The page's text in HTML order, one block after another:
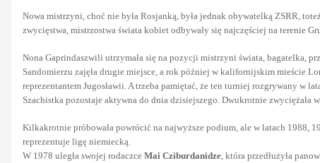
Nowa mistrzyni, choć nie była Rosjanką, była jednak obywatelką ZSRR,
zwycięstwa, mistrzostwa świata kobiet odbywały się najczęściej na terenie
Nona Gaprindaszwili utrzymała się na pozycji mistrzyni świata, bagatelka,
Sandomierzu zajęła drugie miejsce, a rok później w kalifornijskim mieście
reprezentantem Jugosławii. A trzeba pamiętać, że ten turniej rozgrywany w
Szachistka pozostaje aktywna do dnia dzisiejszego. Dwukrotnie
Kilkakrotnie próbowała powrócić na najwyższe podium, ale w latach 1988,
reprezentuje ligę niemiecką.
W 1978 uległa swojej rodaczce Mai Cziburdanidze , która przedłużyła